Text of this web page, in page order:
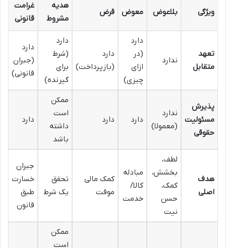
ویژگی بلاعوض معوض قرض
هدیه
مشروط
غرامت
قانونی
تعهد
متقابل
ندارد
دارد
(در
ازای
چیزی)
دارد
(بازپرداخت)
دارد
(شرط
برای
گیرنده)
دارد
(جبران
قانونی)
پذیرش
مسئولیت
حقوقی
ندارد
(معمولا)
دارد دارد
ممکن
است
داشته
باشد
دارد
هدف
اصلی
لطف،
بخشش،
کمک،
حسن
نیت
مبادله
کالا/
خدمت
کمک مالی
موقت
تحقق
یک شرط
جبران
خسارت
طبق
قانون
ممکن
است